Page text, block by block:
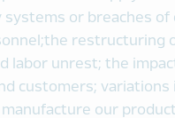
or breaches of
restructuring
labor unrest; the
customers; variations
our